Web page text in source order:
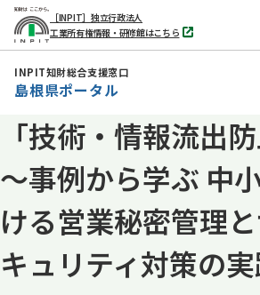
へ
動
［INPIT］独立行政法人
工業所有権情報・研修館はこちら
別
タ
INPIT知財総合支援窓口
島根県ポータル
「技術・情報流出
～事例から学ぶ 中
ける営業秘密管理
キュリティ対策の